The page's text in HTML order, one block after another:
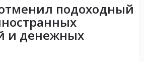
подоходный
и денежных